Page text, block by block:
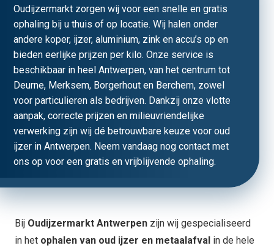
Oudijzermarkt zorgen wij voor een snelle en gratis
ophaling bij u thuis of op locatie. Wij halen onder
andere koper, ijzer, aluminium, zink en accu’s op en
bieden eerlijke prijzen per kilo. Onze service is
beschikbaar in heel Antwerpen, van het centrum tot
Deurne, Merksem, Borgerhout en Berchem, zowel
voor particulieren als bedrijven. Dankzij onze vlotte
aanpak, correcte prijzen en milieuvriendelijke
verwerking zijn wij dé betrouwbare keuze voor oud
ijzer in Antwerpen. Neem vandaag nog contact met
ons op voor een gratis en vrijblijvende ophaling.
Bij Oudijzermarkt Antwerpen zijn wij gespecialiseerd
in het ophalen van oud ijzer en metaalafval in de hele